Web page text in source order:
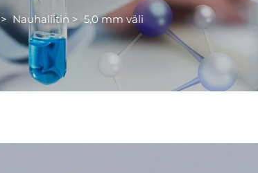
>Nauhaliitin > 5,0 mm väli